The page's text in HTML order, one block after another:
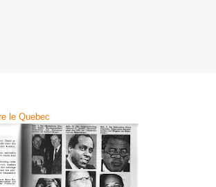
le Quebec